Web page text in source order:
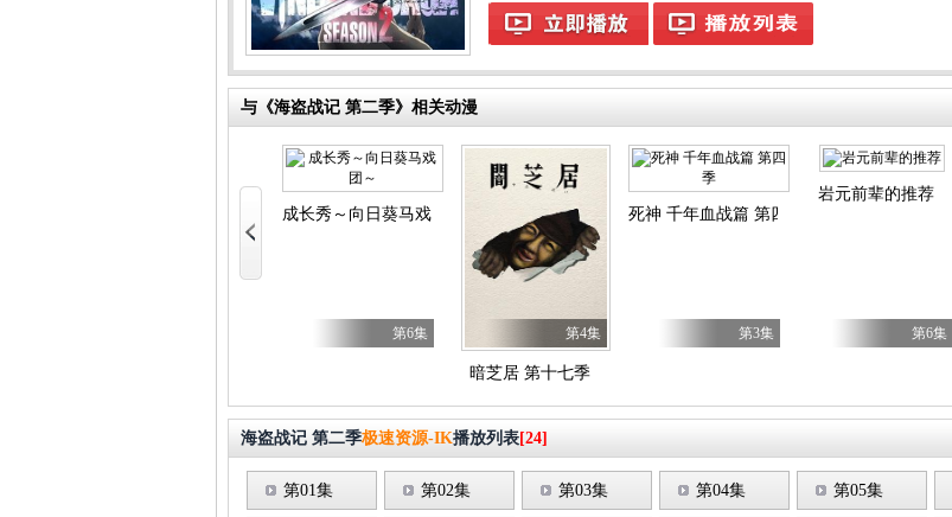
与《海盗战记 第二季》相关动漫
地狱模式～喜欢速通游戏的玩家在废设定异世界无双～ 第二季
成长秀～向日葵马戏团～
第6集
暗芝居 第十七季
第4集
死神 千年血战篇 第四季
第3集
岩元前辈的推荐
第6集
海盗战记 第二季极速资源-IK播放列表[24]
第01集 第02集 第03集 第04集 第05集